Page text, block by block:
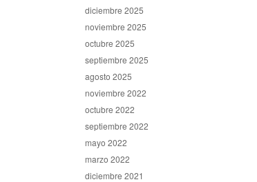
diciembre 2025
noviembre 2025
octubre 2025
septiembre 2025
agosto 2025
noviembre 2022
octubre 2022
septiembre 2022
mayo 2022
marzo 2022
diciembre 2021